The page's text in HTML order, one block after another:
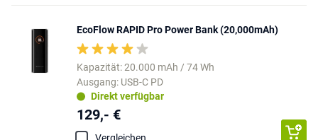
EcoFlow RAPID Pro Power Bank (20,000mAh)
Kapazität: 20.000 mAh / 74 Wh
Ausgang: USB-C PD
Direkt verfügbar
129,- €
Vergleichen